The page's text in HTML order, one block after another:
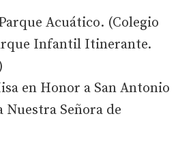
Acuático. (Colegio
Infantil Itinerante.
en Honor a San Antonio
Nuestra Señora de